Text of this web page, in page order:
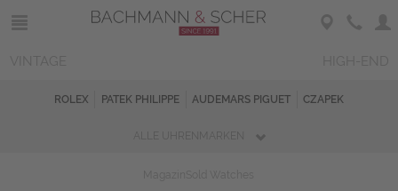
ROLEX PATEK PHILIPPE AUDEMARS PIGUET CZAPEK